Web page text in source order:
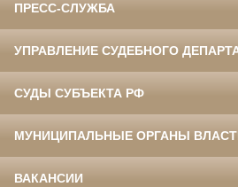
ПРЕСС-СЛУЖБА
УПРАВЛЕНИЕ СУДЕБНОГО
СУДЫ СУБЪЕКТА РФ
МУНИЦИПАЛЬНЫЕ ОРГАНЫ
ВАКАНСИИ